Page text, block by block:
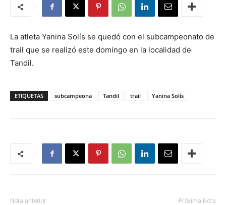
La atleta Yanina Solís se quedó con el subcampeonato de
trail que se realizó este domingo en la localidad de
Tandil.
ETIQUETAS subcampeona Tandil trail Yanina Solís
Nota anterior Próxima Nota